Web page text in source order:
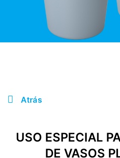
Atrás
USO ESPECIAL
DE VASOS